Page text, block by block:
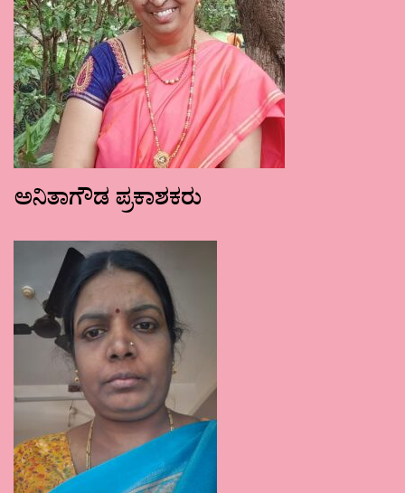
ಅನಿತಾಗೌಡ ಪ್ರಕಾಶಕರು